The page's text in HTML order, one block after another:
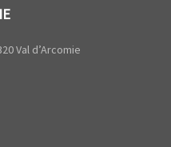
Val d’Arcomie